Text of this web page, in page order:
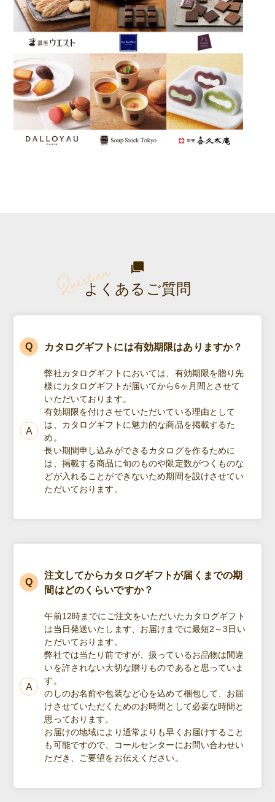
よくあるご質問
カタログギフトには有効期限はありますか？
弊社カタログギフトにおいては、有効期限を贈り先
様にカタログギフトが届いてから6ヶ月間とさせて
いただいております。
有効期限を付けさせていただいている理由として
は、カタログギフトに魅力的な商品を掲載するた
め。
長い期間申し込みができるカタログを作るために
は、掲載する商品に旬のものや限定数がつくものな
どが入れることができないため期間を設けさせてい
ただいております。
注文してからカタログギフトが届くまでの期
間はどのくらいですか？
午前12時までにご注文をいただいたカタログギフト
は当日発送いたします、お届けまでに最短2～3日い
ただいております。
弊社では当たり前ですが、扱っているお品物は間違
いを許されない大切な贈りものであると思っていま
す。
のしのお名前や包装など心を込めて梱包して、お届
けさせていただくためのお時間として必要な時間と
思っております。
お届けの地域により通常よりも早くお届けすること
も可能ですので、コールセンターにお問い合わせい
ただき、ご要望をお伝えください。